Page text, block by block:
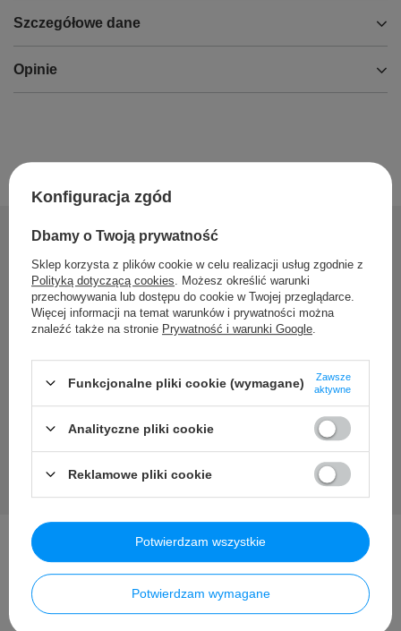
Szczegółowe dane
Opinie
Potrzebujesz pomocy? Masz
pytania?
pytania i odpowiedzi publikując dla innych.
Inni kupili także ...
Konfiguracja zgód
Dbamy o Twoją prywatność
Sklep korzysta z plików cookie w celu realizacji usług zgodnie z
Polityką dotyczącą cookies . Możesz określić warunki
przechowywania lub dostępu do cookie w Twojej przeglądarce.
Więcej informacji na temat warunków i prywatności można
znaleźć także na stronie Prywatność i warunki Google
Funkcjonalne pliki cookie (wymagane)
Zawsze
aktywne
Analityczne pliki cookie
Reklamowe pliki cookie
Potwierdzam wymagane
Potwierdzam wszystkie